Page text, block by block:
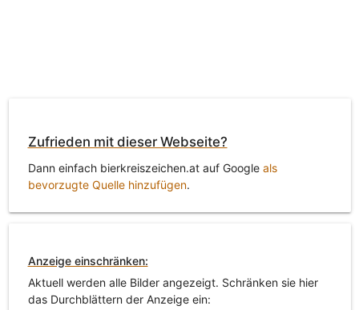
Zufrieden mit dieser Webseite?
Dann einfach bierkreiszeichen.at auf Google als
bevorzugte Quelle hinzufügen.
Anzeige einschränken:
Aktuell werden alle Bilder angezeigt. Schränken sie hier
das Durchblättern der Anzeige ein: